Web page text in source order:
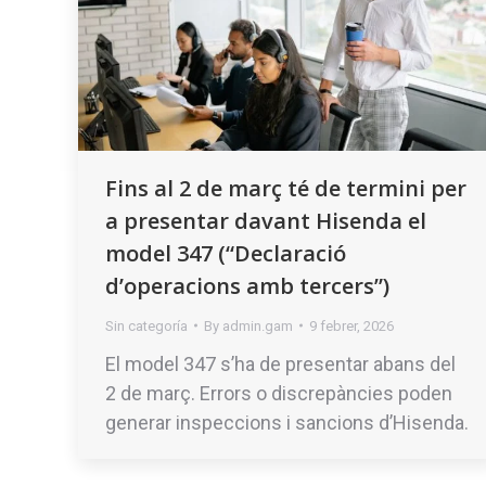
Fins al 2 de març té de termini per
a presentar davant Hisenda el
model 347 (“Declaració
d’operacions amb tercers”)
Sin categoría By admin.gam 9 febrer, 2026
El model 347 s’ha de presentar abans del
2 de març. Errors o discrepàncies poden
generar inspeccions i sancions d’Hisenda.